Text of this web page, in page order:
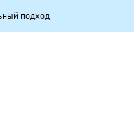
В базовую